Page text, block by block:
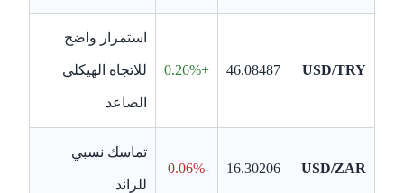
USD/TRY
46.08487
+0.26%
استمرار واضح
للاتجاه الهيكلي
الصاعد
USD/ZAR
16.30206
-0.06%
تماسك نسبي
للراند